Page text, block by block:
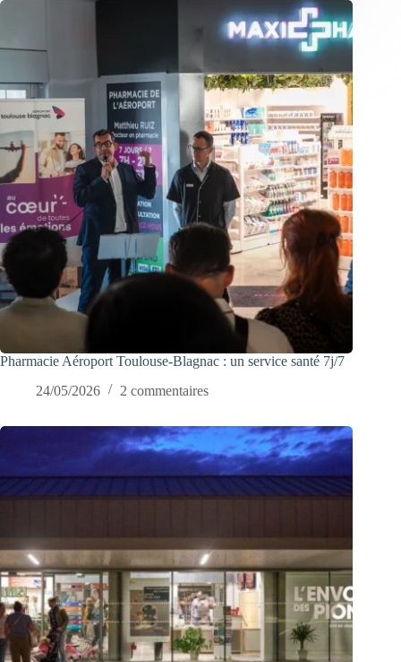
Pharmacie Aéroport Toulouse-Blagnac : un service santé 7j/7
24/05/2026
2 commentaires